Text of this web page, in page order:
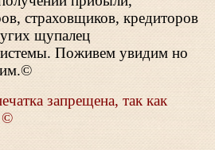
страховщиков, кредиторов
щупалец
Поживем увидим но
запрещена, так как
©